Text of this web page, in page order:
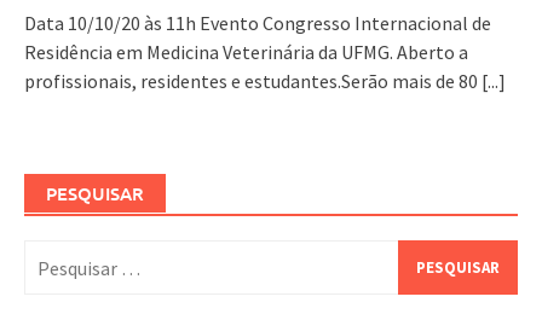
Data 10/10/20 às 11h Evento Congresso Internacional de
Residência em Medicina Veterinária da UFMG. Aberto a
profissionais, residentes e estudantes.Serão mais de 80 [...]
PESQUISAR
por: